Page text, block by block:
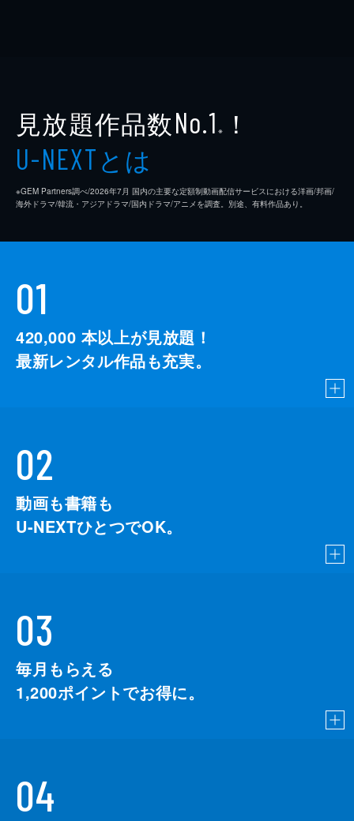
見放題作品数No.1 ※ ！
U-NEXTとは
※GEM Partners調べ/2026年7⽉ 国内の主要な定額制動画配信サービスにおける洋画/邦画/
海外ドラマ/韓流・アジアドラマ/国内ドラマ/アニメを調査。別途、有料作品あり。
01
420,000 本以上が見放題！
最新レンタル作品も充実。
02
動画も書籍も
U-NEXTひとつでOK。
03
毎月もらえる
1,200ポイントでお得に。
04